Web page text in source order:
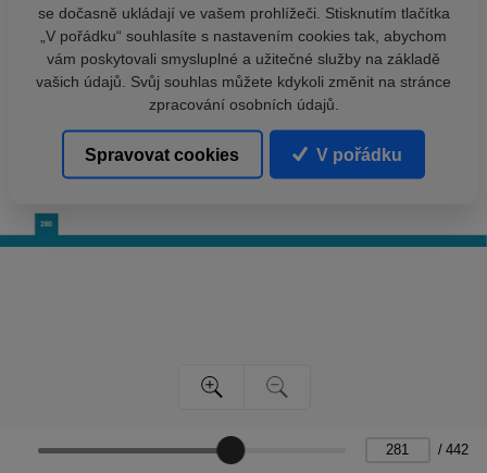
/ 442
se dočasně ukládají ve vašem prohlížeči. Stisknutím tlačítka
„V pořádku“ souhlasíte s nastavením cookies tak, abychom
vám poskytovali smysluplné a užitečné služby na základě
vašich údajů. Svůj souhlas můžete kdykoli změnit na stránce
zpracování osobních údajů.
Spravovat cookies V pořádku